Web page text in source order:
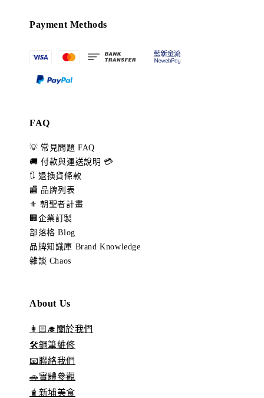
Payment Methods
FAQ
💡 常見問題 FAQ
🚚 付款與運送說明 💳
🔃 退換貨條款
🏬 品牌列表
⚜️ 朝聖者計畫
🏢企業訂製
部落格 Blog
品牌知識庫 Brand Knowledge
雜談 Chaos
About Us
👩🏻‍🎓關於我們
🛠️鋼筆維修
📧聯絡我們
🚗實體參觀
🧋新埔美食